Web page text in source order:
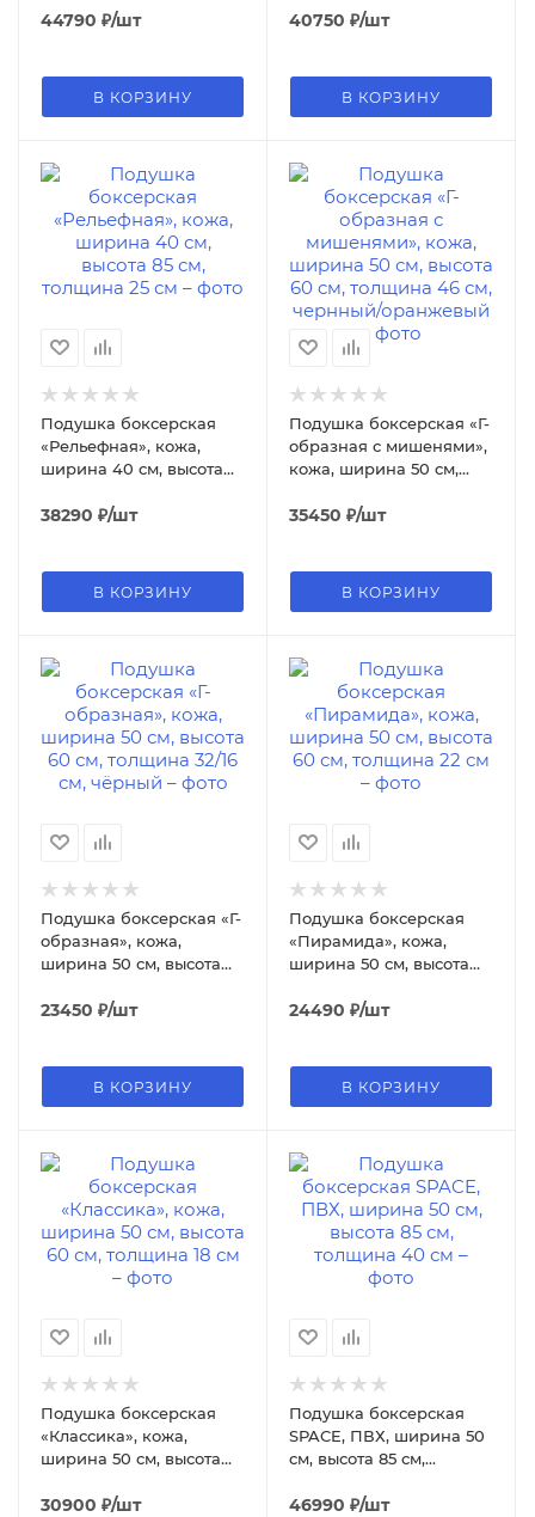
коричневый/черный
44790 ₽/шт
В КОРЗИНУ
85 см, толщина 25 см
40750 ₽/шт
В КОРЗИНУ
Подушка боксерская
«Рельефная», кожа,
ширина 40 см, высота
38290 ₽/шт
В КОРЗИНУ
Подушка боксерская «Г-
образная с мишенями»,
кожа, ширина 50 см,
46 см, чернный/
35450 ₽/шт
В КОРЗИНУ
Подушка боксерская «Г-
образная», кожа,
ширина 50 см, высота
чёрный
23450 ₽/шт
В КОРЗИНУ
Подушка боксерская
«Пирамида», кожа,
ширина 50 см, высота
24490 ₽/шт
В КОРЗИНУ
Подушка боксерская
«Классика», кожа,
ширина 50 см, высота
30900 ₽/шт
Подушка боксерская
SPACE, ПВХ, ширина 50
см, высота 85 см,
46990 ₽/шт